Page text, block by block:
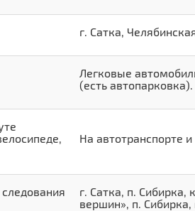
г. Сатка,
Легковые
(есть автопарковка).
На автотранспорте
г. Сатка, п. Сибирка,
вершин», п. Сибирка,